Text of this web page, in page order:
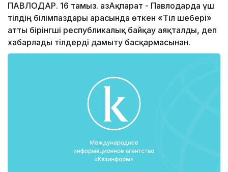
ПАВЛОДАР. 16 тамыз. ҚазАқпарат - Павлодарда үш
тілдің білімпаздары арасында өткен «Тіл шебері»
атты бірінгші республикалық байқау аяқталды, деп
хабарлады тілдерді дамыту басқармасынан.